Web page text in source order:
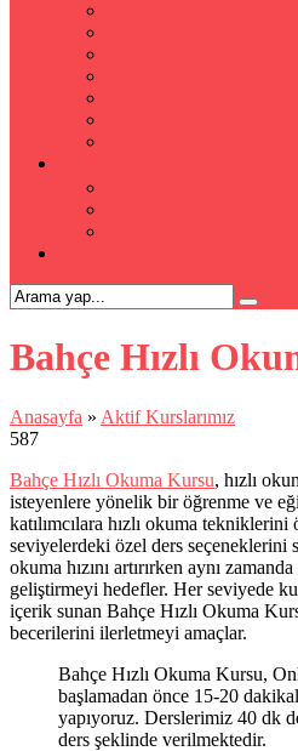
Bahçe Hızlı
Anasayfa » Aktif Kurslarımız
587
Bahçe Hızlı Okuma Kursu, hızlı
isteyenlere yönelik bir öğrenme ve
katılımcılara hızlı okuma tekniklerini
seviyelerdeki özel ders seçeneklerini
okuma hızını artırırken aynı
geliştirmeyi hedefler. Her seviyede
içerik sunan Bahçe Hızlı Okuma
becerilerini ilerletmeyi amaçlar.
Bahçe Hızlı Okuma Kursu,
başlamadan önce 15-20
yapıyoruz. Derslerimiz 40 dk
ders şeklinde verilmektedir.